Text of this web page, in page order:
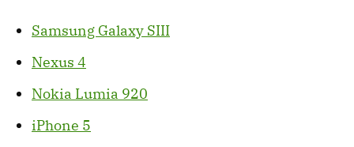
Samsung Galaxy SIII
Nexus 4
Nokia Lumia 920
iPhone 5